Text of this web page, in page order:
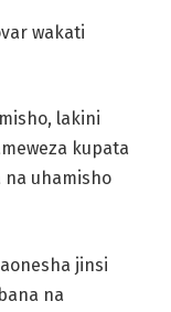
wakati
lakini
kupata
uhamisho
jinsi
na